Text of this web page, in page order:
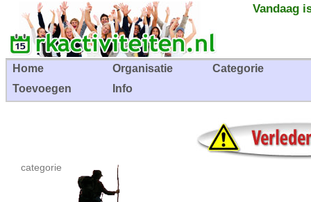
Vandaag
Home Organisatie
Categorie
Toevoegen
Info
categorie